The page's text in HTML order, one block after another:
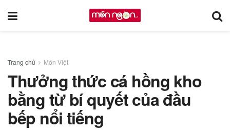
Trang chủ Món Việt
Thưởng thức cá hồng kho
bằng từ bí quyết của đầu
bếp nổi tiếng